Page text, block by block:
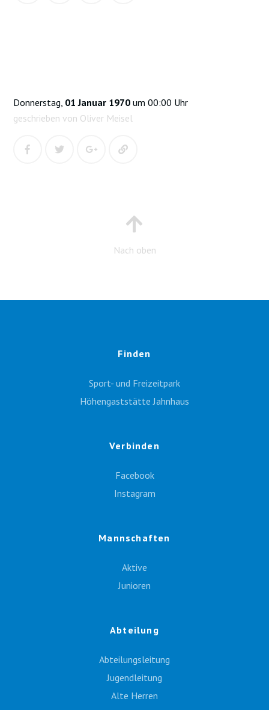
Donnerstag, 01 Januar 1970 um 00:00 Uhr
geschrieben von Oliver Meisel
Nach oben
Finden
Sport- und Freizeitpark
Höhengaststätte Jahnhaus
Verbinden
Facebook
Instagram
Mannschaften
Aktive
Junioren
Abteilung
Abteilungsleitung
Jugendleitung
Alte Herren